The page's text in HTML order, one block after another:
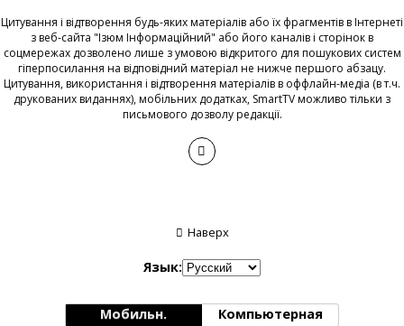
Цитування і відтворення будь-яких матеріалів або їх фрагментів в Інтернеті
з веб-сайта "Ізюм Інформаційний" або його каналів і сторінок в
соцмережах дозволено лише з умовою відкритого для пошукових систем
гіперпосилання на відповідний матеріал не нижче першого абзацу.
Цитування, використання і відтворення матеріалів в оффлайн-медіа (в т.ч.
друкованих виданнях), мобільних додатках, SmartTV можливо тільки з
письмового дозволу редакції.
Наверх
Язык:
Мобильн. Компьютерная